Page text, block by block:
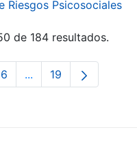
Riesgos Psicosociales
de 184 resultados.
Use TAB para
Página
6 ...Páginas intermedias
Página
19